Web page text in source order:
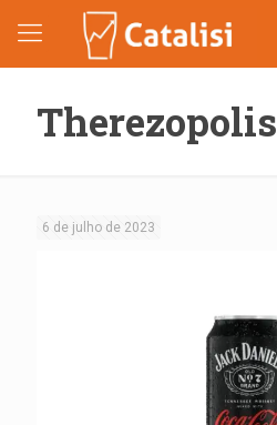
Therezopolis
6 de julho de 2023